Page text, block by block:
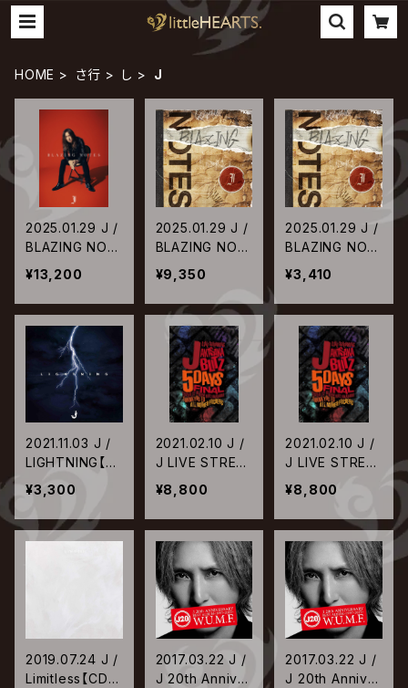
HOME さ行 し J
2025.01.29 J /
BLAZING NOT
ES【初回生産限
定スペシャルBO
X盤】
¥13,200
2025.01.29 J /
BLAZING NOT
ES【CD＋映像
盤】
¥9,350
2025.01.29 J /
BLAZING NOT
ES【通常盤】
¥3,410
2021.11.03 J /
LIGHTNING【C
D ONLY盤】
¥3,300
2021.02.10 J /
J LIVE STREA
MING AKASAK
A BLITZ 5DAY
S FINAL -THA
NK YOU TO A
LL MOTHER F
UCKERS-【Blu-
ray】
¥8,800
2021.02.10 J /
J LIVE STREA
MING AKASAK
A BLITZ 5DAY
S FINAL -THA
NK YOU TO A
LL MOTHER F
UCKERS-【DV
D】
¥8,800
2019.07.24 J /
Limitless【CD
2017.03.22 J /
J 20th Anniver
2017.03.22 J /
J 20th Anniver